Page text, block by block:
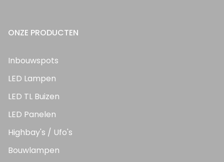
ONZE PRODUCTEN
Inbouwspots
LED Lampen
LED TL Buizen
LED Panelen
Highbay's / Ufo's
Bouwlampen